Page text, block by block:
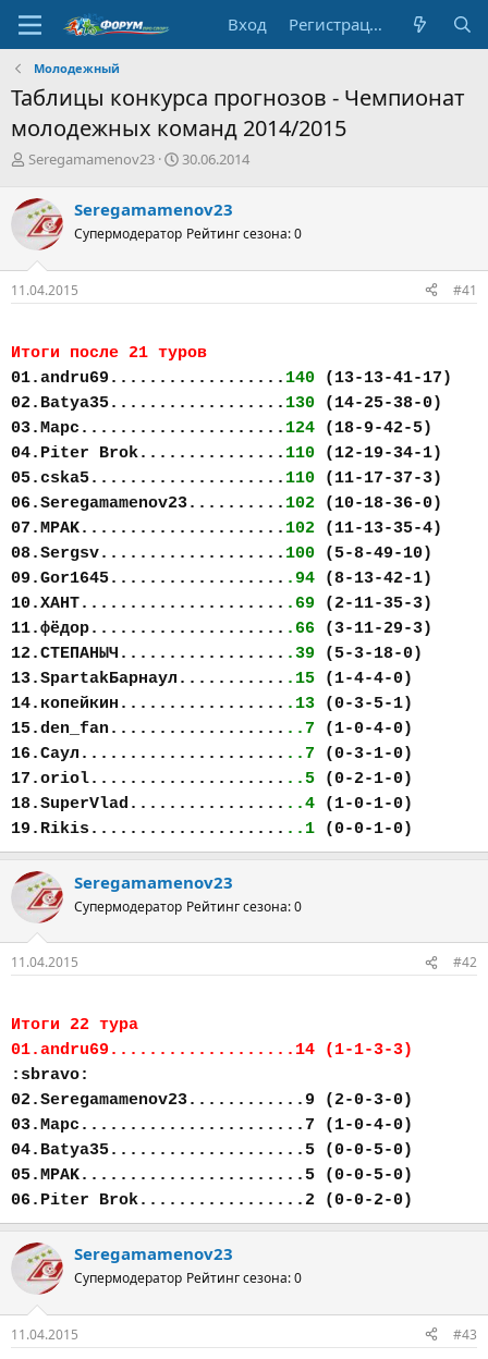
Вход Регистрация
Молодежный
Таблицы конкурса прогнозов - Чемпионат
молодежных команд 2014/2015
А
т
о
р
т
е
м
Seregamamenov23
Д
а
н
ч
30.06.2014
Seregamamenov23
Супермодератор Рейтинг сезона: 0
11.04.2015 #41
Итоги после 21 туров
01.andru69.................. 140 (13-13-41-17)
02.Batya35.................. 130 (14-25-38-0)
03.Марс..................... 124 (18-9-42-5)
04.Piter Brok............... 110 (12-19-34-1)
05.cska5.................... 110 (11-17-37-3)
06.Seregamamenov23.......... 102 (10-18-36-0)
07.MPAK..................... 102 (11-13-35-4)
08.Sergsv................... 100 (5-8-49-10)
09.Gor1645.................. .94 (8-13-42-1)
10.ХАНТ..................... .69 (2-11-35-3)
11.фёдор.................... .66 (3-11-29-3)
12.СТЕПАНЫЧ................. .39 (5-3-18-0)
13.SpartakБарнаул........... .15 (1-4-4-0)
14.копейкин................. .13 (0-3-5-1)
15.den_fan.................. ..7 (1-0-4-0)
16.Саул..................... ..7 (0-3-1-0)
17.oriol.................... ..5 (0-2-1-0)
18.SuperVlad................ ..4 (1-0-1-0)
19.Rikis.................... ..1 (0-0-1-0)
Seregamamenov23
Супермодератор Рейтинг сезона: 0
11.04.2015 #42
Итоги 22 тура
01.andru69...................14 (1-1-3-3)
:sbravo:
02.Seregamamenov23............9 (2-0-3-0)
03.Марс.......................7 (1-0-4-0)
04.Batya35....................5 (0-0-5-0)
05.MPAK.......................5 (0-0-5-0)
06.Piter Brok.................2 (0-0-2-0)
Seregamamenov23
Супермодератор Рейтинг сезона: 0
11.04.2015 #43